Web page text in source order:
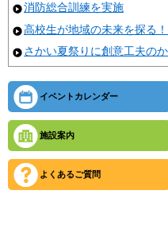
消防総合訓練を実施
高校生が地域の未来を探る
さかい夏祭りに創意工夫の
イベントカレンダー
施設案内
よくあるご質問